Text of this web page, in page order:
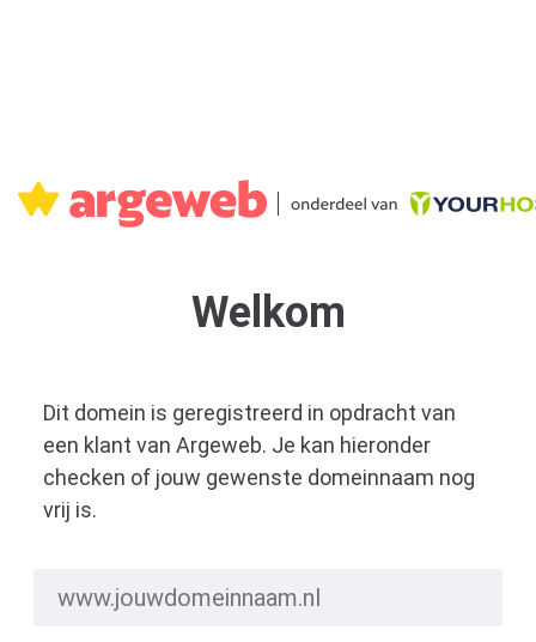
Welkom
Dit domein is geregistreerd in opdracht van
een klant van Argeweb. Je kan hieronder
checken of jouw gewenste domeinnaam nog
vrij is.